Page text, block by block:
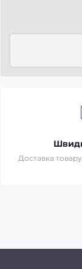
Доставка товару